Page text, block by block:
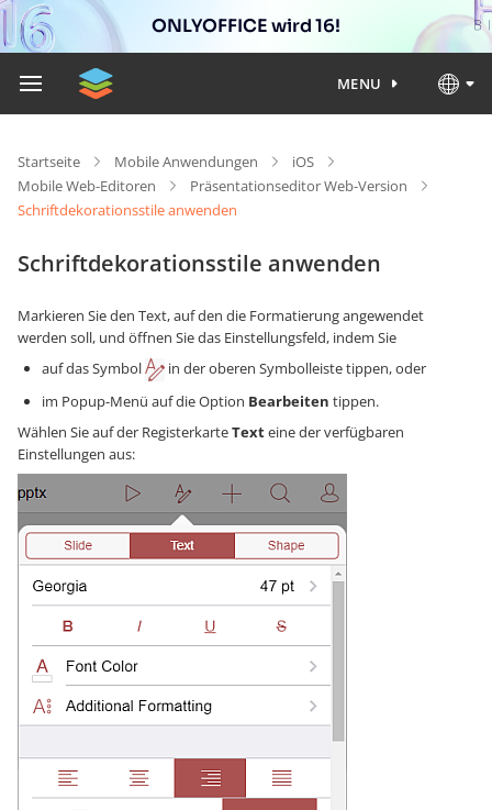
ONLYOFFICE wird 16!
MENU
Startseite Mobile Anwendungen
iOS
Mobile Web-Editoren
Präsentationseditor Web-Version
Schriftdekorationsstile anwenden
Schriftdekorationsstile anwenden
Markieren Sie den Text, auf den die Formatierung angewendet
werden soll, und öffnen Sie das Einstellungsfeld, indem Sie
auf das Symbol
in der oberen Symbolleiste tippen, oder
im Popup-Menü auf die Option Bearbeiten tippen.
Wählen Sie auf der RegisterkarteTexteine der verfügbaren
Einstellungen aus: